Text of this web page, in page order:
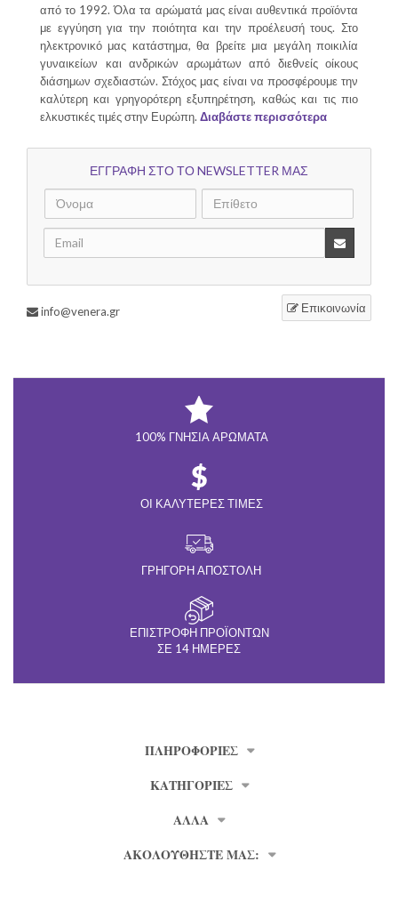
από το 1992. Όλα τα αρώματά μας είναι αυθεντικά προϊόντα
με εγγύηση για την ποιότητα και την προέλευσή τους. Στο
ηλεκτρονικό μας κατάστημα, θα βρείτε μια μεγάλη ποικιλία
γυναικείων και ανδρικών αρωμάτων από διεθνείς οίκους
διάσημων σχεδιαστών. Στόχος μας είναι να προσφέρουμε την
καλύτερη και γρηγορότερη εξυπηρέτηση, καθώς και τις πιο
ελκυστικές τιμές στην Ευρώπη. Διαβάστε περισσότερα
ΕΓΓΡΑΦΗ ΣΤΟ ΤΟ NEWSLETTER ΜΑΣ
Επικοινωνία
info@venera.gr
100% ΓΝΉΣΙΑ ΑΡΏΜΑΤΑ
ΟΙ ΚΑΛΎΤΕΡΕΣ ΤΙΜΈΣ
ΓΡΉΓΟΡΗ ΑΠΟΣΤΟΛΉ
ΕΠΙΣΤΡΟΦΉ ΠΡΟΪΌΝΤΩΝ
ΣΕ 14 ΗΜΈΡΕΣ
ΠΛΗΡΟΦΟΡΊΕΣ
ΚΑΤΗΓΟΡΙΕΣ
ΑΛΛΑ
ΑΚΟΛΟΥΘΗΣΤΕ ΜΑΣ: